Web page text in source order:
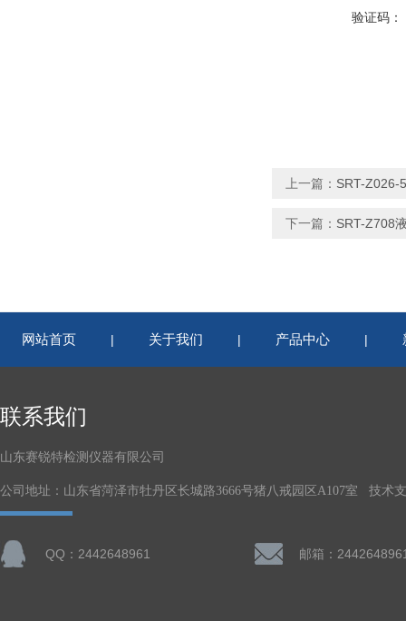
验证码：
上一篇： SRT-Z026-
下一篇： SRT-Z708
网站首页 | 关于我们 | 产品中心 |
联系我们
山东赛锐特检测仪器有限公司
公司地址：山东省菏泽市牡丹区长城路3666号猪八戒园区A107室 技术
QQ：2442648961 邮箱：